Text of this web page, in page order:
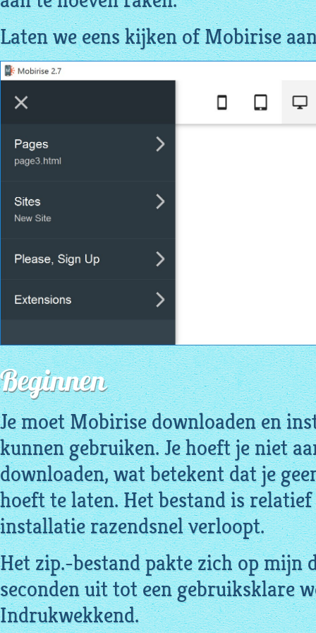
Laten we eens kijken of Mobirise
Beginnen
Je moet Mobirise downloaden en
kunnen gebruiken. Je hoeft je niet
downloaden, wat betekent dat je
hoeft te laten. Het bestand is
installatie razendsnel verloopt.
Het zip.-bestand pakte zich op mijn
seconden uit tot een gebruiksklare
Indrukwekkend.